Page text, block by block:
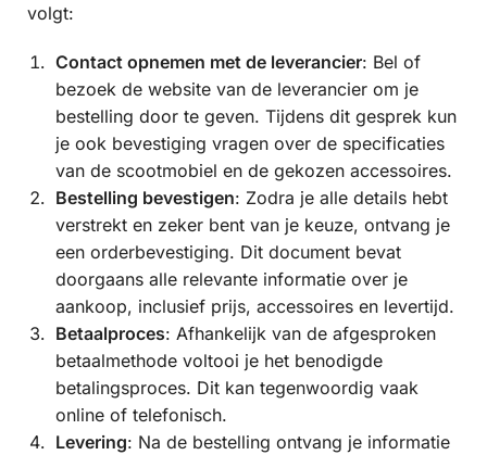
volgt:
Contact opnemen met de leverancier: Bel of
bezoek de website van de leverancier om je
bestelling door te geven. Tijdens dit gesprek kun
je ook bevestiging vragen over de specificaties
van de scootmobiel en de gekozen accessoires.
Bestelling bevestigen: Zodra je alle details hebt
verstrekt en zeker bent van je keuze, ontvang je
een orderbevestiging. Dit document bevat
doorgaans alle relevante informatie over je
aankoop, inclusief prijs, accessoires en levertijd.
Betaalproces: Afhankelijk van de afgesproken
betaalmethode voltooi je het benodigde
betalingsproces. Dit kan tegenwoordig vaak
online of telefonisch.
Levering: Na de bestelling ontvang je informatie